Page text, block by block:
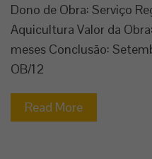
Dono de Obra: Serviço
Aquicultura Valor da
meses Conclusão:
OB/12
Read More